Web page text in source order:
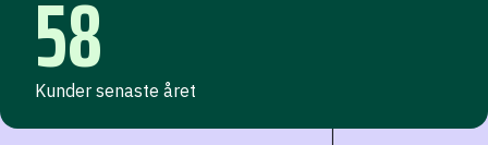
58
Kunder senaste året